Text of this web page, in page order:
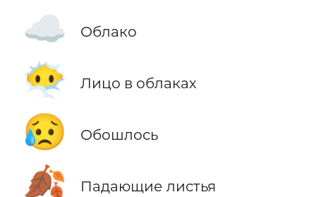
☁️ Облако
😶‍🌫️ Лицо в облаках
😥 Обошлось
🍂 Падающие листья